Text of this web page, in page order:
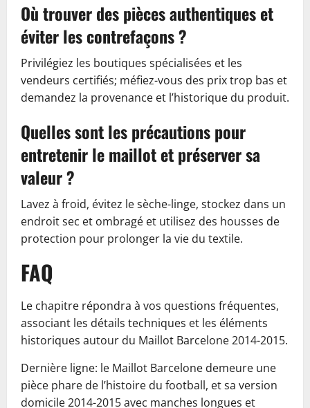
Où trouver des pièces authentiques et
éviter les contrefaçons ?
Privilégiez les boutiques spécialisées et les
vendeurs certifiés; méfiez-vous des prix trop bas et
demandez la provenance et l’historique du produit.
Quelles sont les précautions pour
entretenir le maillot et préserver sa
valeur ?
Lavez à froid, évitez le sèche-linge, stockez dans un
endroit sec et ombragé et utilisez des housses de
protection pour prolonger la vie du textile.
FAQ
Le chapitre répondra à vos questions fréquentes,
associant les détails techniques et les éléments
historiques autour du Maillot Barcelone 2014-2015.
Dernière ligne: le Maillot Barcelone demeure une
pièce phare de l’histoire du football, et sa version
domicile 2014-2015 avec manches longues et